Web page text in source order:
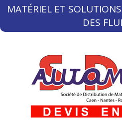
MATÉRIEL ET
DES